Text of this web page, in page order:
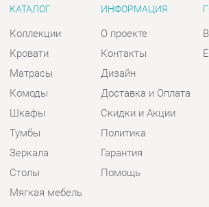
Комоды
Зеркала
Столы
Мягкая мебель
Комплектующие
Доставка и Оплата
Политика
Гарантия
Помощь
КОНТАКТЫ
Шоурум и склад самовывоза
Адрес: г. Екатеринбург, пер.